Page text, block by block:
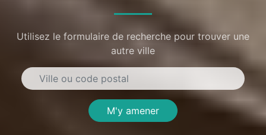
Utilisez le formulaire de recherche pour trouver une
autre ville
M'y amener